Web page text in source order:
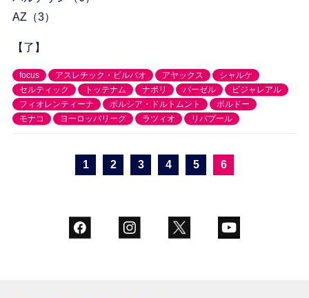
AZ（3）
【了】
focus アスレチック・ビルバオ アヤックス
シャルケ
セルティック
トッテナム ナポリ バーゼル
ビジャレアル
フィオレンティーナ
ボルシア・ドルトムント
ボルドー
モナコ
ヨーロッパリーグ ラツィオ リバプール
1 2 3 4 5 6